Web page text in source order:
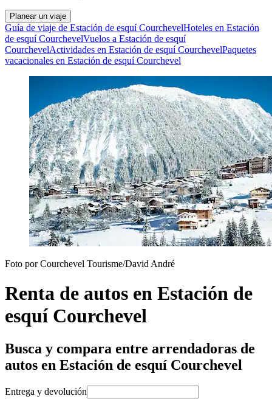
Planear un viaje
Guía de viaje de Estación de esquí CourchevelHoteles en Estación
de esquí CourchevelVuelos a Estación de esquí
CourchevelActividades en Estación de esquí CourchevelPaquetes
vacacionales en Estación de esquí Courchevel
Foto por Courchevel Tourisme/David André
Renta de autos en Estación de
esquí Courchevel
Busca y compara entre arrendadoras de
autos en Estación de esquí Courchevel
Entrega y devolución